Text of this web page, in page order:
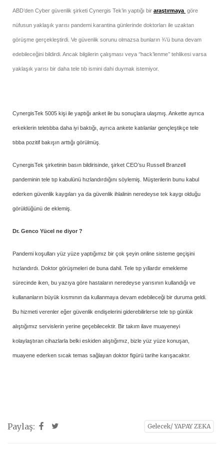
ABD’den Cyber güvenlik şirketi Cynergis Tek’in yaptığı bir araştırmaya göre
nüfusun yaklaşık yarısı pandemi karantina günlerinde doktorları ile uzaktan
görüşme gerçekleştirdi. Ve güvenlik sorunu olmazsa bunların ¾’ü buna devam
edebileceğini bildirdi. Ancak bilgilerin çalışması veya ‘’hack’lenme’’ tehlikesi varsa
yaklaşık yarısı bir daha tele tıb ismini dahi duymak istemiyor.
CynergisTek 5005 kişi ile yaptığı anket ile bu sonuçlara ulaşmış. Ankette ayrıca
erkeklerin teletıbba daha iyi baktığı, ayrıca ankete katılanlar gençleştikçe tele
tıbba pozitif bakışın arttığı görülmüş.
CynergisTek şirketinin basın bildirisinde, şirket CEO’su Russell Branzell
pandeminin tele tıp kabulünü hızlandırdığını söylemiş. Müşterilerin bunu kabul
ederken güvenlik kaygıları ya da güvenlik ihlalinin neredeyse tek kaygı olduğu
görüldüğünü de eklemiş.
Dr. Genco Yücel ne diyor ?
Pandemi koşulları yüz yüze yaptığımız bir çok şeyin online sisteme geçişini
hızlandırdı. Doktor görüşmeleri de buna dahil. Tele tıp yıllardır emekleme
sürecinde iken, bu yazıya göre hastaların neredeyse yarısının kullandığı ve
kullananların büyük kısmının da kullanmaya devam edebileceği bir duruma geldi.
Bu hizmeti verenler eğer güvenlik endişelerini giderebilirlerse tele tıp günlük
alıştığımız servislerin yerine geçebilecektir. Bir takım ilave muayeneyi
kolaylaştıran cihazlarla belki eskiden alıştığımız, bizle yüz yüze konuşan,
muayene ederken sıcak temas sağlayan doktor figürü tarihe karışacaktır.
Paylaş: Gelecek/ YAPAY ZEKA